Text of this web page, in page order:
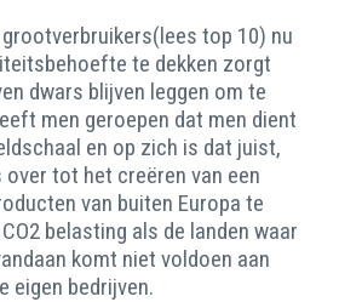
top 10) nu
te dekken zorgt
dwars blijven leggen om te
men geroepen dat men dient
en op zich is dat juist,
over tot het creëren van een
van buiten Europa te
belasting als de landen waar
komt niet voldoen aan
eigen bedrijven.